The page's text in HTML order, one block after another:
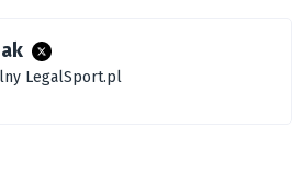
LegalSport.pl